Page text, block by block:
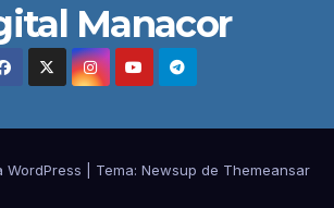
Manacor
WordPress Tema: Newsup de Themeansar